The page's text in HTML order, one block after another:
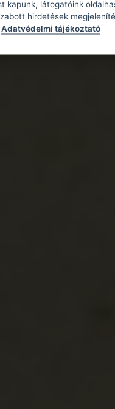
kapunk, látogatóink
hirdetések
Adatvédelmi tájékoztató